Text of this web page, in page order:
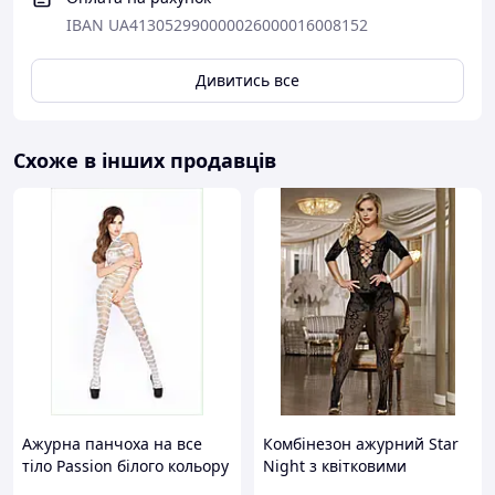
IBAN UA413052990000026000016008152
Дивитись все
Схоже в інших продавців
Ажурна панчоха на все
тіло Passion білого кольору
Комбінезон ажурний Star
Night з квітковими